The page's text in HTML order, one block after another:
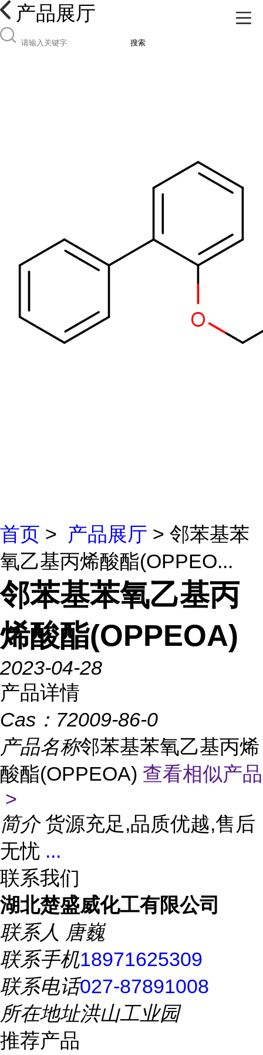
产品展厅
搜索
首页 > 产品展厅 > 邻苯基苯
氧乙基丙烯酸酯(OPPEO...
邻苯基苯氧乙基丙
烯酸酯(OPPEOA)
2023-04-28
产品详情
Cas： 72009-86-0
产品名称邻苯基苯氧乙基丙烯
酸酯(OPPEOA) 查看相似产品
>
简介 货源充足,品质优越,售后
无忧 ...
联系我们
湖北楚盛威化工有限公司
联系人 唐巍
联系手机18971625309
联系电话027-87891008
所在地址洪山工业园
推荐产品